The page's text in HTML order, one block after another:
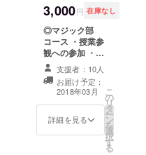
members
TOMA and
RYUTO get
together to
make music
their main
career =
HONGYO,
and release
ださい。
3,000円 在庫なし
◎マジック部
コース ・授業参
観への参加 ・お
好きなメンバー1
人が目の前でマ
ジック披露 ・お
土産：「ハッ
ピーエンドマ
ジック」超マ
支援者：10人
お届け予定：
2018年03月
詳細を見る
こ
の
リ
タ
ー
ン
を
選
択
す
る